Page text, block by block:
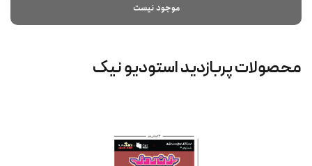
موجود نیست
محصولات پربازدید استودیو نیک